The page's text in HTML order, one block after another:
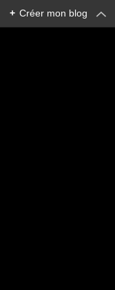
+ Créer mon blog